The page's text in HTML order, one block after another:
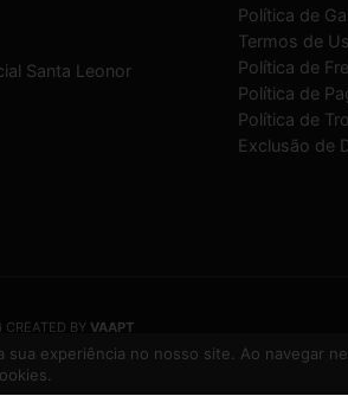
Santa Leonor
Política de
Termos de
Política de
Política de
Política de
Exclusão de
CREATED BY VAAPT
sua experiência no nosso site. Ao navegar